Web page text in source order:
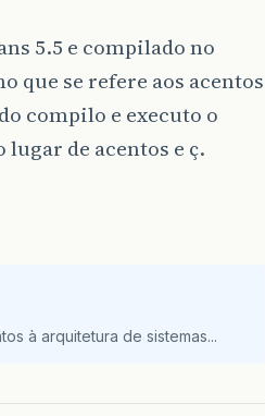
5.5 e compilado no
que se refere aos acentos
compilo e executo o
de acentos e ç.
à arquitetura de sistemas...